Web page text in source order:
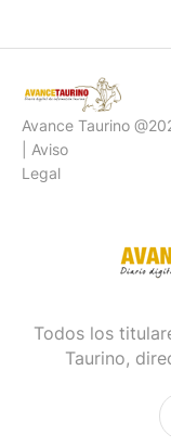
Avance Taurino
| Aviso
Legal
Todos los
Taurino,